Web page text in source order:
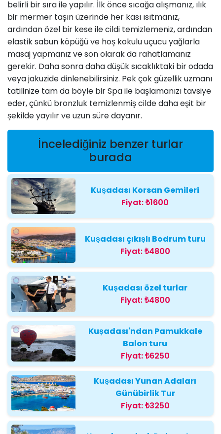
belirli bir sıra ile yapılır. İlk önce sıcağa alışmanız, ılık
bir mermer taşın üzerinde her kası ısıtmanız,
ardından özel bir kese ile cildi temizlemeniz, ardından
elastik sabun köpüğü ve hoş kokulu uçucu yağlarla
masaj yapmanız ve son olarak da rahatlamanız
gerekir. Daha sonra daha düşük sıcaklıktaki bir odada
veya jakuzide dinlenebilirsiniz. Pek çok güzellik uzmanı
tatilinize tam da böyle bir Spa ile başlamanızı tavsiye
eder, çünkü bronzluk temizlenmiş cilde daha eşit bir
şekilde yayılır ve uzun süre dayanır.
İncelediğiniz benzer turlar
burada
Kuşadası Korsan Gemileri
Fiyat:₺1600
Kuşadası çıkışlı Bodrum turu
Fiyat:₺4800
Kuşadası özel turlar
Fiyat:₺4800
Kuşadası'ndan Pamukkale
Balon turu
Fiyat:₺6250
Kuşadası Yunan Adaları
Günübirlik Tur
Fiyat:₺3250